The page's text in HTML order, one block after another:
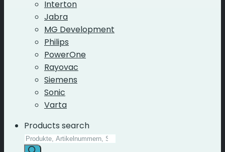
Interton
Jabra
MG Development
Philips
PowerOne
Rayovac
Siemens
Sonic
Varta
Products search